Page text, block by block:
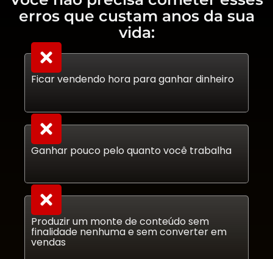
erros que custam anos da sua
vida:
Ficar vendendo hora para ganhar dinheiro
Ganhar pouco pelo quanto você trabalha
Produzir um monte de conteúdo sem
finalidade nenhuma e sem converter em
vendas